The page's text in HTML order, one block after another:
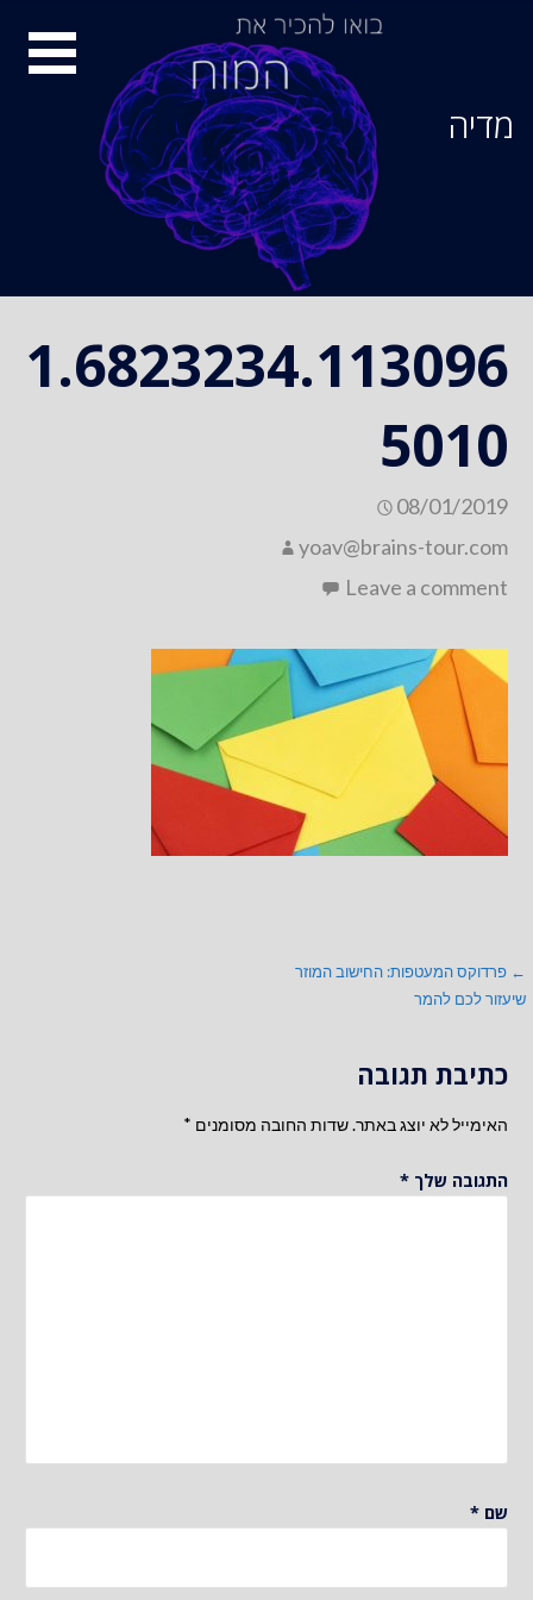
מדיה
1.6823234.113096
5010
08/01/2019
yoav@brains-tour.com
Leave a comment
ניווט
← פרדוקס המעטפות: החישוב המוזר
שיעזור לכם להמר
כתיבת תגובה
האימייל לא יוצג באתר.שדות החובה מסומנים *
התגובה שלך *
שם *